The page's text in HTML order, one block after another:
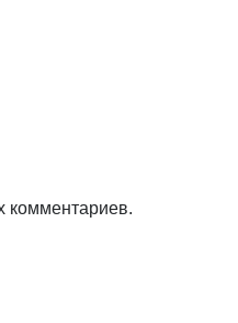
комментариев.